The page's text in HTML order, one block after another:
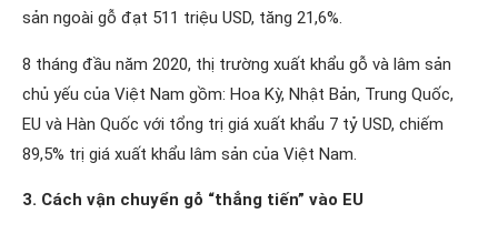
sản ngoài gỗ đạt 511 triệu USD, tăng 21,6%.
8 tháng đầu năm 2020, thị trường xuất khẩu gỗ và lâm sản
chủ yếu của Việt Nam gồm: Hoa Kỳ, Nhật Bản, Trung Quốc,
EU và Hàn Quốc với tổng trị giá xuất khẩu 7 tỷ USD, chiếm
89,5% trị giá xuất khẩu lâm sản của Việt Nam.
3. Cách vận chuyển gỗ “thẳng tiến” vào EU